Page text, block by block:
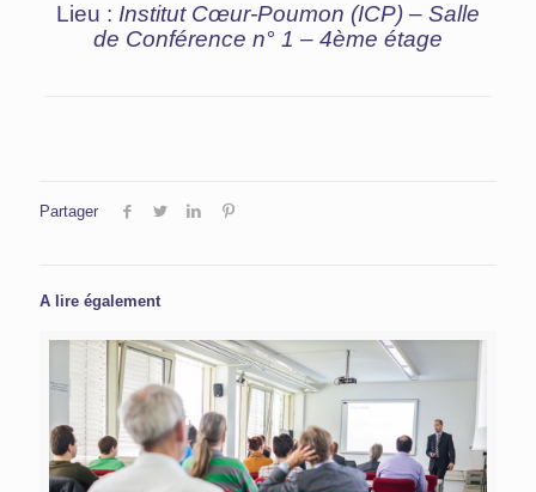
Lieu : Institut Cœur-Poumon (ICP) – Salle
de Conférence n° 1 – 4ème étage
Partager
A lire également